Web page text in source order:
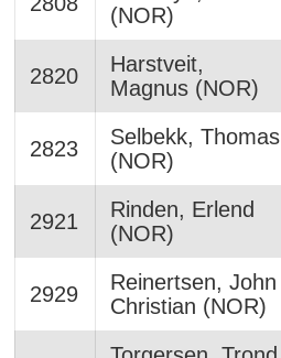
(NOR)
2820
Harstveit,
Magnus (NOR)
2823
Selbekk, Thomas
(NOR)
2921
Rinden, Erlend
(NOR)
2929
Reinertsen, John
Christian (NOR)